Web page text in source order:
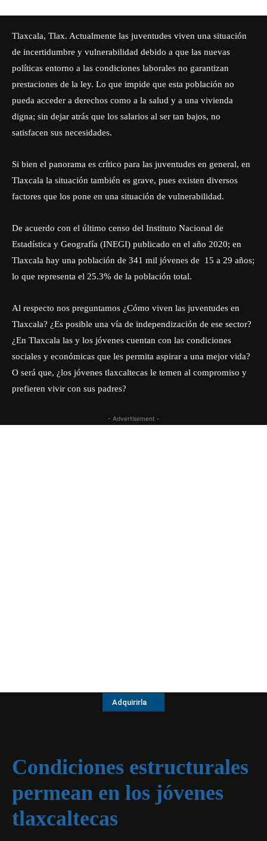
Tlaxcala, Tlax. Actualmente las juventudes viven una situación
de incertidumbre y vulnerabilidad debido a que las nuevas
políticas entorno a las condiciones laborales no garantizan
prestaciones de la ley. Lo que impide que esta población no
pueda acceder a derechos como a la salud y a una vivienda
digna; sin dejar atrás que los salarios al ser tan bajos, no
satisfacen sus necesidades.
Si bien el panorama es crítico para las juventudes en general, en
Tlaxcala la situación también es grave, pues existen diversos
factores que los pone en una situación de vulnerabilidad.
De acuerdo con el último censo del Instituto Nacional de
Estadística y Geografía (INEGI) publicado en el año 2020; en
Tlaxcala hay una población de 341 mil jóvenes de 15 a 29 años;
lo que representa el 25.3% de la población total.
Al respecto nos preguntamos ¿Cómo viven las juventudes en
Tlaxcala? ¿Es posible una vía de independización de ese sector?
¿En Tlaxcala las y los jóvenes cuentan con las condiciones
sociales y económicas que les permita aspirar a una mejor vida?
O será que, ¿los jóvenes tlaxcaltecas le temen al compromiso y
prefieren vivir con sus padres?
- Advertisement -
Adquirirla
Condiciones estructurales
permean en los jóvenes
tlaxcaltecas